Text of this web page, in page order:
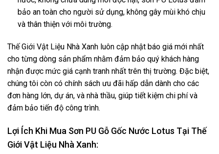
bảo an toàn cho người sử dụng, không gây mùi khó chịu
và thân thiện với môi trường.
Thế Giới Vật Liệu Nhà Xanh luôn cập nhật báo giá mới nhất
cho từng dòng sản phẩm nhằm đảm bảo quý khách hàng
nhận được mức giá cạnh tranh nhất trên thị trường. Đặc biệt,
chúng tôi còn có chính sách ưu đãi hấp dẫn dành cho các
đơn hàng lớn, dự án, và nhà thầu, giúp tiết kiệm chi phí và
đảm bảo tiến độ công trình.
Lợi Ích Khi Mua Sơn PU Gỗ Gốc Nước Lotus Tại Thế
Giới Vật Liệu Nhà Xanh: